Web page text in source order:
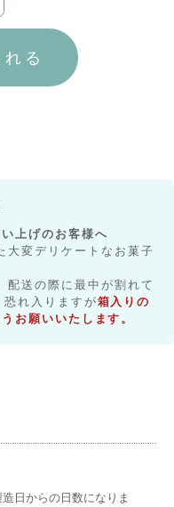
上げのお客様へ
大変デリケートなお菓子
配送の際に最中が割れて
れ入りますが箱入りの
お願いいたします。
日からの日数になりま